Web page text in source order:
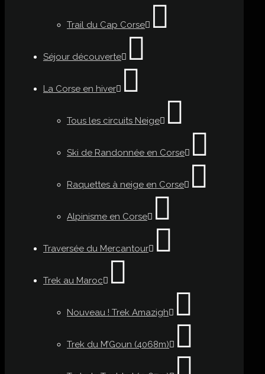
Trail du Cap Corse
Séjour découverte
La Corse en hiver
Tous les circuits Neige
Ski de Randonnée en Corse
Raquettes à neige en Corse
Alpinisme en Corse
Traversée du Mercantour
Trek au Maroc
Nouveau ! Trek Amazigh
Trek du M’Goun (4068m)